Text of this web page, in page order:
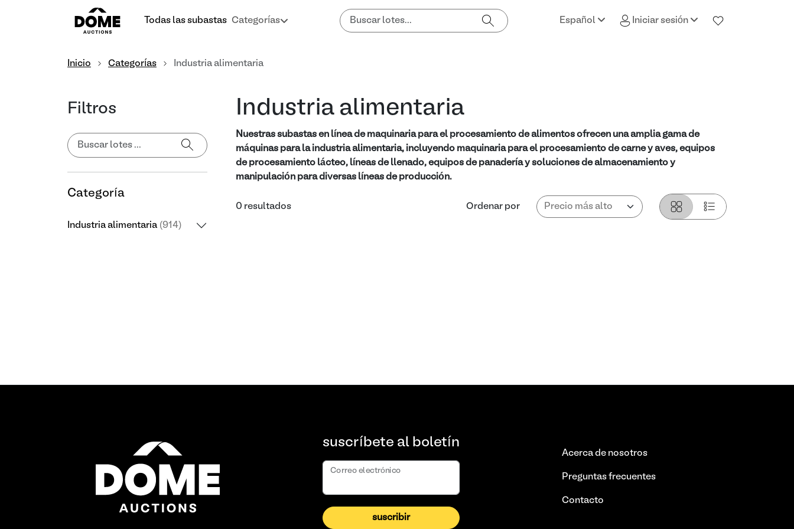
Todas las subastas Categorías Español Iniciar sesión
Inicio Categorías Industria alimentaria
Filtros
Categoría
Industria alimentaria (914)
Industria alimentaria
Nuestras subastas en línea de maquinaria para el procesamiento de alimentos ofrecen una amplia gama de
máquinas para la industria alimentaria, incluyendo maquinaria para el procesamiento de carne y aves, equipos
de procesamiento lácteo, líneas de llenado, equipos de panadería y soluciones de almacenamiento y
manipulación para diversas líneas de producción.
0 resultados Ordenar por
suscríbete al boletín
Correo electrónico
suscribir
Acerca de nosotros
Preguntas frecuentes
Contacto